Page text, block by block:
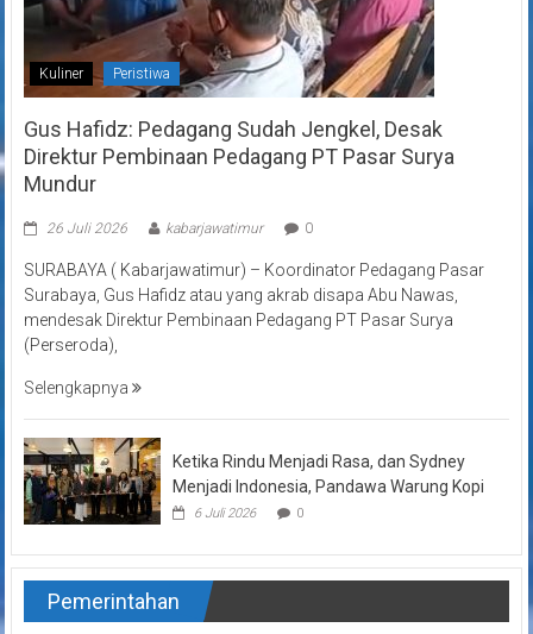
Kuliner Peristiwa
Gus Hafidz: Pedagang Sudah Jengkel, Desak
Direktur Pembinaan Pedagang PT Pasar Surya
Mundur
26 Juli 2026 kabarjawatimur 0
SURABAYA ( Kabarjawatimur) – Koordinator Pedagang Pasar
Surabaya, Gus Hafidz atau yang akrab disapa Abu Nawas,
mendesak Direktur Pembinaan Pedagang PT Pasar Surya
(Perseroda),
Selengkapnya
Ketika Rindu Menjadi Rasa, dan Sydney
Menjadi Indonesia, Pandawa Warung Kopi
6 Juli 2026 0
Pemerintahan